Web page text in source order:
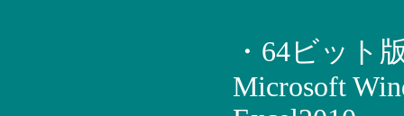
・64ビット
Microsoft